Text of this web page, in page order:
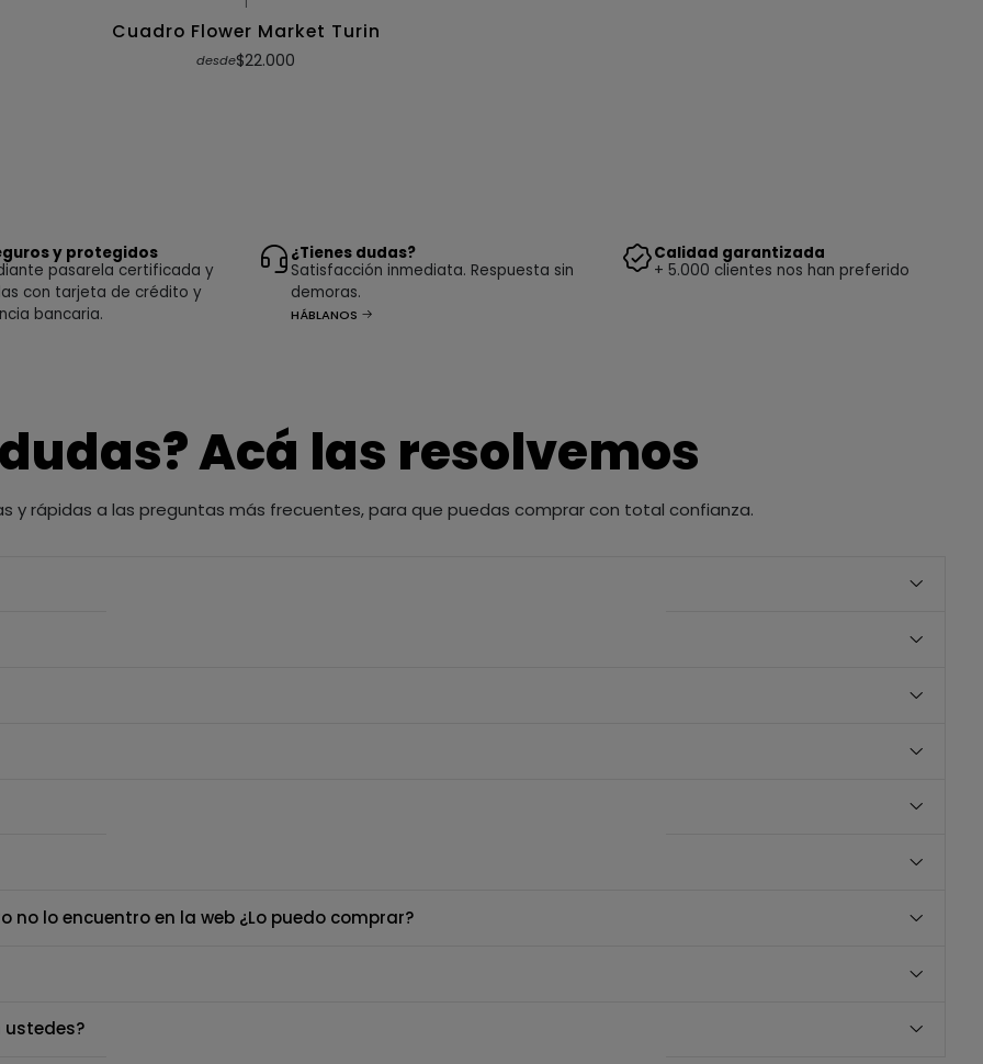
Cuadro Flower Market Turin
desde$22.000
y protegidos
pasarela certificada y
con tarjeta de crédito y
bancaria.
¿Tienes dudas?
Satisfacción inmediata. Respuesta sin
demoras.
HÁBLANOS
Calidad garantizada
+ 5.000 clientes nos han preferido
Acá las resolvemos
y rápidas a las preguntas más frecuentes, para que puedas comprar con total confianza.
lo encuentro en la web ¿Lo puedo comprar?